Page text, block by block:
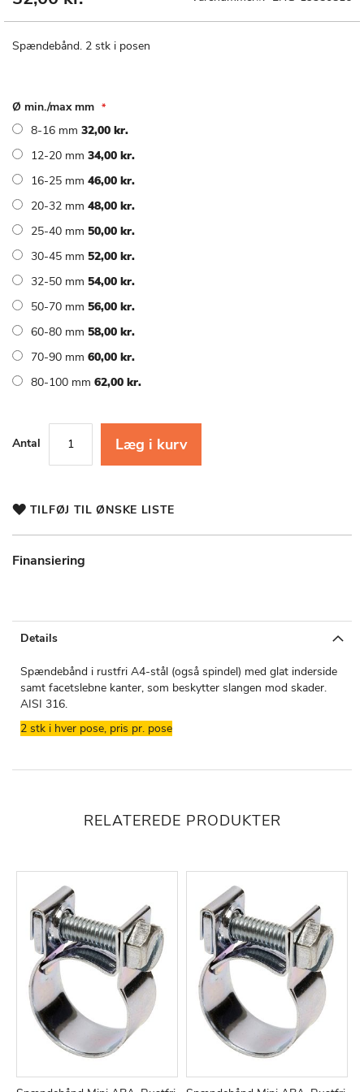
Spændebånd. 2 stk i posen
Ø min./max mm
8-16 mm 32,00 kr.
12-20 mm 34,00 kr.
16-25 mm 46,00 kr.
20-32 mm 48,00 kr.
25-40 mm 50,00 kr.
30-45 mm 52,00 kr.
32-50 mm 54,00 kr.
50-70 mm 56,00 kr.
60-80 mm 58,00 kr.
70-90 mm 60,00 kr.
80-100 mm 62,00 kr.
Antal Læg i kurv
TILFØJ TIL ØNSKE LISTE
Finansiering
af
Details
Spændebånd i rustfri A4-stål (også spindel) med glat inderside
samt facetslebne kanter, som beskytter slangen mod skader.
AISI 316.
2 stk i hver pose, pris pr. pose
RELATEREDE PRODUKTER